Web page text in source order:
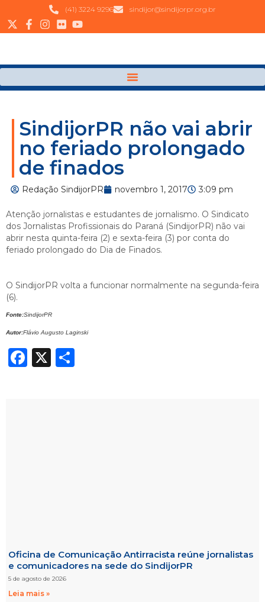
(41) 3224 9296 sindijor@sindijorpr.org.br
SindijorPR não vai abrir
no feriado prolongado
de finados
Redação SindijorPR novembro 1, 2017 3:09 pm
Atenção jornalistas e estudantes de jornalismo. O Sindicato
dos Jornalistas Profissionais do Paraná (SindijorPR) não vai
abrir nesta quinta-feira (2) e sexta-feira (3) por conta do
feriado prolongado do Dia de Finados.
O SindijorPR volta a funcionar normalmente na segunda-feira
(6).
Fonte:SindijorPR
Autor:Flávio Augusto Laginski
Facebook
X
Oficina de Comunicação Antirracista reúne jornalistas
e comunicadores na sede do SindijorPR
5 de agosto de 2026
Leia mais »